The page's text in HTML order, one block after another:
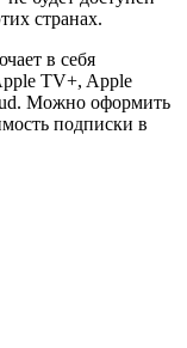
странах.
в себя
TV+, Apple
Можно оформить
подписки в